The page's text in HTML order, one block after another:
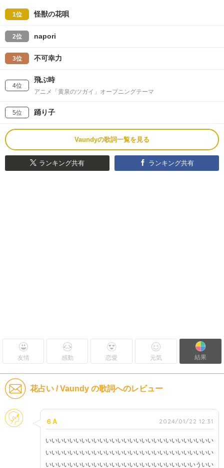
1位 怪獣の花唄
2位 napori
3位 不可幸力
4位
飛ぶ時
アニメ「黄泉のツガイ」オープニングテーマ
5位 踊り子
Vaundyの歌詞一覧を見る
ランキング共有 ランキング共有
友情 感動 恋愛 元気 結果
花占い / Vaundy の歌詞へのレビュー
そのほか
６A 2024/01/22 12:31
いいいいいいいいいいいいいいいいいいいいいいいいいいいい
いいいいいいいいいいいいいいいいいいいいいいいいいいいい
いいいいいいいいいいいいいいいいいいいいいいいいいういい